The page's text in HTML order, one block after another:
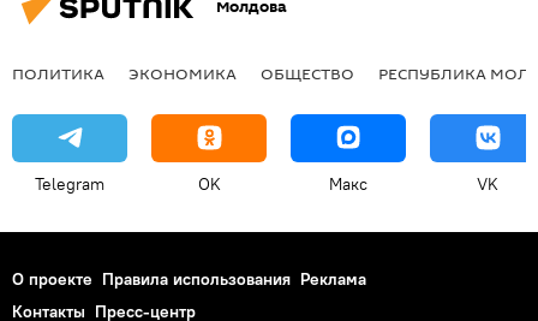
Молдова
ПОЛИТИКА ЭКОНОМИКА ОБЩЕСТВО РЕСПУБЛИКА
Telegram OK Макс VK
О проекте Правила использования Реклама
Контакты Пресс-центр